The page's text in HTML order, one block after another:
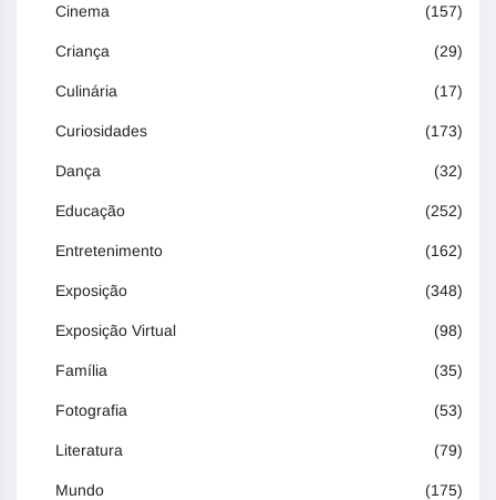
Cinema (157)
Criança (29)
Culinária (17)
Curiosidades (173)
Dança (32)
Educação (252)
Entretenimento (162)
Exposição (348)
Exposição Virtual (98)
Família (35)
Fotografia (53)
Literatura (79)
Mundo (175)